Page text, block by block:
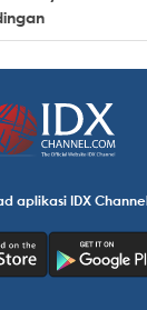
aplikasi IDX